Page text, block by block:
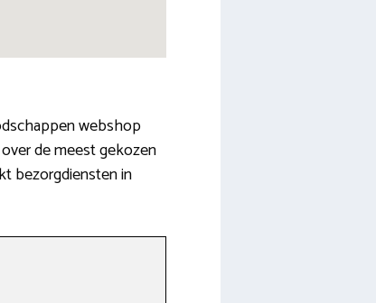
webshop
de meest gekozen
bezorgdiensten in